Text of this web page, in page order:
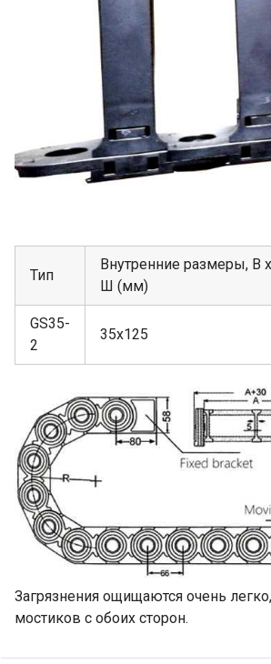
Тип
Внутренние размеры, В х
Ш (мм)
GS35-
2
35х125
Загрязнения ощищаются очень
мостиков с обоих сторон.